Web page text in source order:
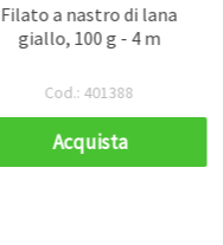
Filato a nastro di lana
giallo, 100 g - 4 m
Cod.: 401388
Acquista